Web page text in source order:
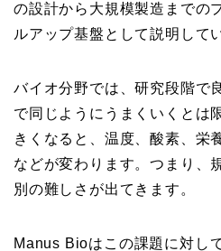
の設計から大規模製造までの
ルアップ基盤として説明して
バイオ分野では、研究段階で
で同じようにうまくいくとは
きくなると、温度、酸素、栄
などが変わります。つまり、
別の難しさが出てきます。
Manus Bioはこの課題に対し